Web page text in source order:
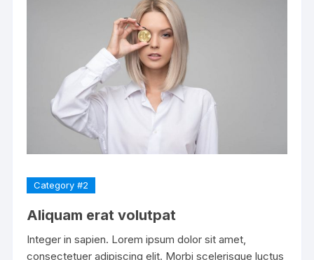
Category #2
Aliquam erat volutpat
Integer in sapien. Lorem ipsum dolor sit amet,
consectetuer adipiscing elit. Morbi scelerisque luctus